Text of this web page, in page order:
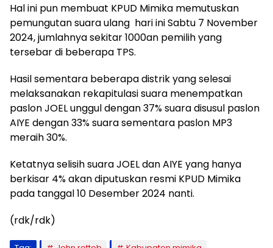
Hal ini pun membuat KPUD Mimika memutuskan
pemungutan suara ulang hari ini Sabtu 7 November
2024, jumlahnya sekitar 1000an pemilih yang
tersebar di beberapa TPS.
Hasil sementara beberapa distrik yang selesai
melaksanakan rekapitulasi suara menempatkan
paslon JOEL unggul dengan 37% suara disusul paslon
AIYE dengan 33% suara sementara paslon MP3
meraih 30%.
Ketatnya selisih suara JOEL dan AIYE yang hanya
berkisar 4% akan diputuskan resmi KPUD Mimika
pada tanggal 10 Desember 2024 nanti.
(rdk/rdk)